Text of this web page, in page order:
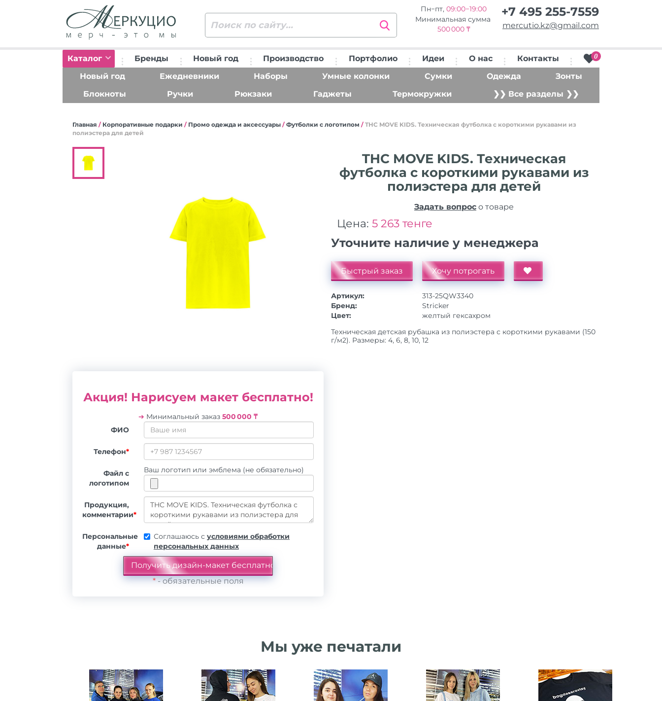
Пн−пт, 09:00−19:00
Минимальная сумма
500 000 ₸
+7 495 255-7559
mercutio.kz@gmail.com
Каталог Бренды Новый год Производство Портфолио Идеи О нас Контакты 0
Новый год Ежедневники Наборы Умные колонки Сумки Одежда
Зонты
Блокноты
Ручки Рюкзаки Гаджеты Термокружки ❯❯ Все разделы ❯❯
Главная / Корпоративные подарки / Промо одежда и аксессуары / Футболки с логотипом / THC MOVE KIDS. Техническая футболка с короткими рукавами из
полиэстера для детей
Акция! Нарисуем макет бесплатно!
➔ Минимальный заказ 500 000 ₸
ФИО
Телефон*
Файл с
логотипом
Ваш логотип или эмблема (не обязательно)
Продукция,
комментарии*
Персональные
данные*
Соглашаюсь с условиями обработки
персональных данных
*- обязательные поля
THC MOVE KIDS. Техническая
футболка с короткими рукавами из
полиэстера для детей
Задать вопрос о товаре
Цена: 5 263 тенге
Уточните наличие у менеджера
Быстрый заказ Хочу потрогать
Артикул:
313-25QW3340
Бренд:
Stricker
Цвет:
желтый гексахром
Техническая детская рубашка из полиэстера с короткими рукавами (150
г/м2). Размеры: 4, 6, 8, 10, 12
Мы уже печатали